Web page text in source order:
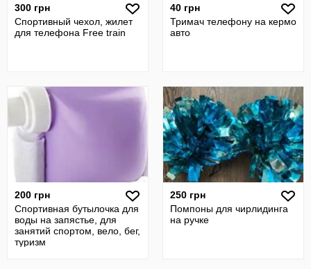
300 грн
Спортивный чехол, жилет
для телефона Free train
40 грн
Тримач телефону на кермо
авто
200 грн
Спортивная бутылочка для
воды на запястье, для
занятий спортом, вело, бег,
туризм
250 грн
Помпоны для чирлидинга
на ручке